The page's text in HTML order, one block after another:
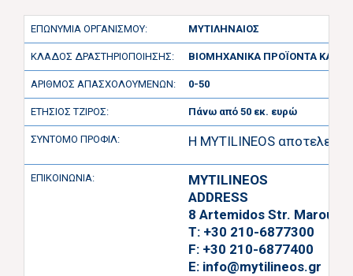
ΕΠΩΝΥΜΙΑ ΟΡΓΑΝΙΣΜΟΥ: ΜΥΤΙΛΗΝΑΙΟΣ
ΚΛΑΔΟΣ ΔΡΑΣΤΗΡΙΟΠΟΙΗΣΗΣ: ΒΙΟΜΗΧΑΝΙΚΑ ΠΡΟΪΟΝΤΑ ΚΑΙ
ΑΡΙΘΜΟΣ ΑΠΑΣΧΟΛΟΥΜΕΝΩΝ: 0-50
ΕΤΗΣΙΟΣ ΤΖΙΡΟΣ: Πάνω από 50 εκ. ευρώ
ΣΥΝΤΟΜΟ ΠΡΟΦΙΛ: Η MYTILINEOS αποτελεί
ΕΠΙΚΟΙΝΩΝΙΑ:
MYTILINEOS
ADDRESS
8 Artemidos Str.
T: +30 210-6877300
F: +30 210-6877400
E: info@mytilineos.gr